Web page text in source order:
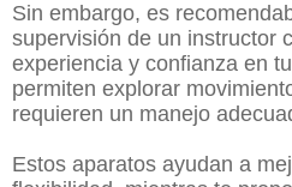
Sin embargo, es
supervisión de un instructor
experiencia y confianza en
permiten explorar
requieren un manejo
Estos aparatos ayudan a